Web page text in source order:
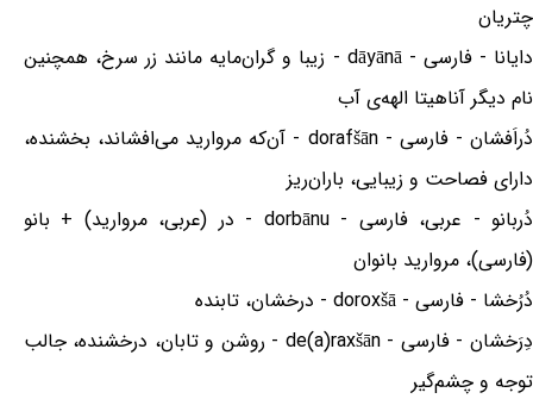
چتریان
دایانا - فارسی - dāyānā - زیبا و گران‌مایه مانند زر سرخ، همچنین
نام دیگر آناهیتا الهه‌ی آب
دُراَفشان - فارسی - dorafšān - آن‌که مروارید می‌افشاند، بخشنده،
دارای فصاحت و زیبایی، باران‌ریز
دُربانو - عربی، فارسی - dorbānu - در (عربی، مروارید) + بانو
(فارسی)، مروارید بانوان
دُرُخشا - فارسی - doroxšā - درخشان، تابنده
دِرَخشان - فارسی - de(a)raxšān - روشن و تابان، درخشنده، جالب
توجه و چشم‌گیر